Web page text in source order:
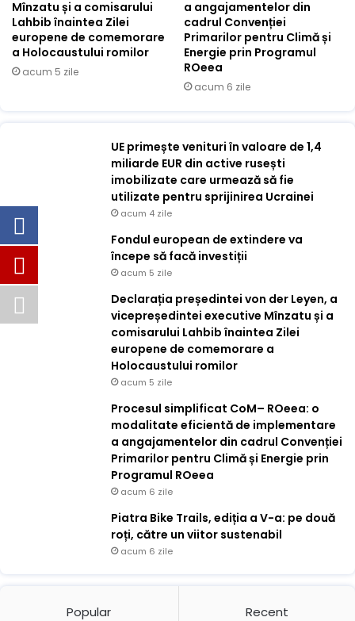
Mînzatu și a comisarului
Lahbib înaintea Zilei
europene de comemorare
a Holocaustului romilor
acum 5 zile
a angajamentelor din
cadrul Convenției
Primarilor pentru Climă și
Energie prin Programul
ROeea
acum 6 zile
UE primește venituri în valoare de 1,4
miliarde EUR din active rusești
imobilizate care urmează să fie
utilizate pentru sprijinirea Ucrainei
acum 4 zile
Fondul european de extindere va
începe să facă investiții
acum 5 zile
Declarația președintei von der Leyen, a
vicepreședintei executive Mînzatu și a
comisarului Lahbib înaintea Zilei
europene de comemorare a
Holocaustului romilor
acum 5 zile
Procesul simplificat CoM– ROeea: o
modalitate eficientă de implementare
a angajamentelor din cadrul Convenției
Primarilor pentru Climă și Energie prin
Programul ROeea
acum 6 zile
Piatra Bike Trails, ediția a V-a: pe două
roți, către un viitor sustenabil
acum 6 zile
Popular Recent